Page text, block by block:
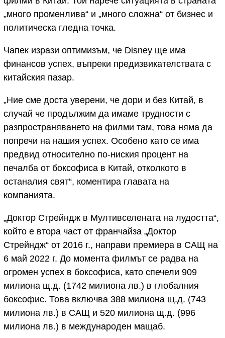
„много променлива“ и „много сложна“ от бизнес и
политическа гледна точка.
Чапек изрази оптимизъм, че Disney ще има
финансов успех, въпреки предизвикателствата с
китайския пазар.
„Ние сме доста уверени, че дори и без Китай, в
случай че продължим да имаме трудности с
разпространяването на филми там, това няма да
попречи на нашия успех. Особено като се има
предвид относително по-ниския процент на
печалба от боксофиса в Китай, отколкото в
останалия свят“, коментира главата на
компанията.
„Доктор Стрейндж в Мултивселената на лудостта“,
който е втора част от франчайза „Доктор
Стрейндж“ от 2016 г., направи премиера в САЩ на
6 май 2022 г. До момента филмът се радва на
огромен успех в боксофиса, като спечели 909
милиона щ.д. (1742 милиона лв.) в глобалния
боксофис. Това включва 388 милиона щ.д. (743
милиона лв.) в САЩ и 520 милиона щ.д. (996
милиона лв.) в международен мащаб.